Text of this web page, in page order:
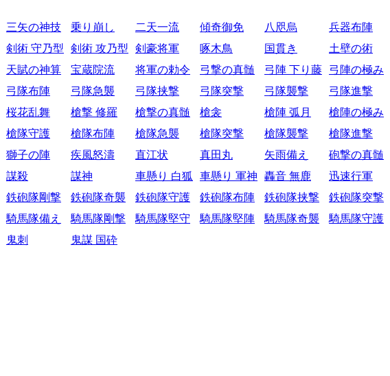
三矢の神技 乗り崩し 二天一流 傾奇御免 八咫烏 兵器布陣
剣術 守乃型 剣術 攻乃型 剣豪将軍 啄木鳥 国貫き 土壁の術
天賦の神算 宝蔵院流 将軍の勅令 弓撃の真髄 弓陣 下り藤 弓陣の極み
弓隊布陣 弓隊急襲 弓隊挟撃 弓隊突撃 弓隊襲撃 弓隊進撃
桜花乱舞 槍撃 修羅 槍撃の真髄 槍衾 槍陣 弧月 槍陣の極み
槍隊守護 槍隊布陣 槍隊急襲 槍隊突撃 槍隊襲撃 槍隊進撃
獅子の陣 疾風怒濤 直江状 真田丸 矢雨備え 砲撃の真髄
謀殺 謀神 車懸り 白狐 車懸り 軍神 轟音 無鹿 迅速行軍
鉄砲隊剛撃 鉄砲隊奇襲 鉄砲隊守護 鉄砲隊布陣 鉄砲隊挟撃 鉄砲隊突撃
騎馬隊備え 騎馬隊剛撃 騎馬隊堅守 騎馬隊堅陣 騎馬隊奇襲 騎馬隊守護
鬼刺 鬼謀 国砕